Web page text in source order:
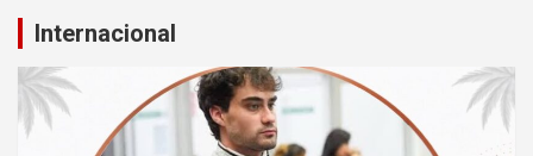
Internacional